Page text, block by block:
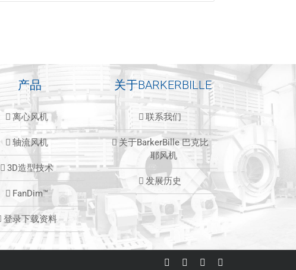
产品
离心风机
轴流风机
3D造型技术
FanDim™
登录下载资料
关于BARKERBILLE
联系我们
关于BarkerBille 巴克比
耶风机
发展历史
LinkedInFacebookInstagram